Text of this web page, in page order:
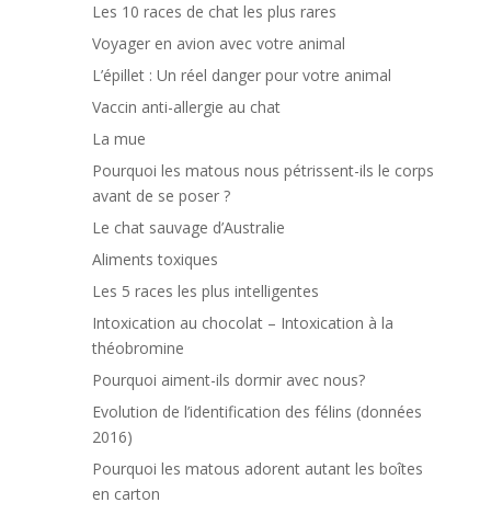
Les 10 races de chat les plus rares
Voyager en avion avec votre animal
L’épillet : Un réel danger pour votre animal
Vaccin anti-allergie au chat
La mue
Pourquoi les matous nous pétrissent-ils le corps
avant de se poser ?
Le chat sauvage d’Australie
Aliments toxiques
Les 5 races les plus intelligentes
Intoxication au chocolat – Intoxication à la
théobromine
Pourquoi aiment-ils dormir avec nous?
Evolution de l’identification des félins (données
2016)
Pourquoi les matous adorent autant les boîtes
en carton